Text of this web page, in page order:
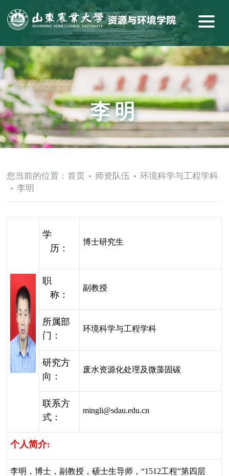
李明
您当前的位置：首页 师资队伍
环境科学与工程学科
李明
学
历：
博士研究生
职
称：
副教授
所属部
门：
环境科学与工程学科
研究方
向：
废水资源化处理及微藻固碳
联系方
式：
mingli@sdau.edu.cn
个人简介:
李明，博士，副教授，硕士生导师，“1512工程”第四层